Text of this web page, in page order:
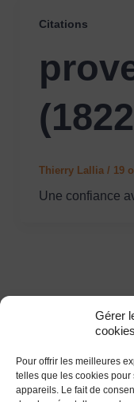
Gérer
cookies
Pour offrir les meilleures
telles que les cookies
appareils. Le fait de
Citations
Thierry Lallia / 19
Une confiance
Liens